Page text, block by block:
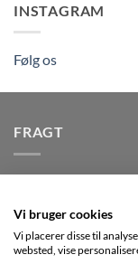
INSTAGRAM
Følg os
FRAGT
levering på alle
Vi bruger cookies
Vi placerer disse til
websted, vise